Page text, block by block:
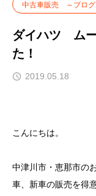
中古車販売 ～ブログ
ダイハツ ム
た！
2019.05.18
こんにちは。
中津川市・恵那市の
車、新車の販売を得